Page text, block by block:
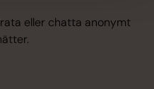
eller chatta anonymt